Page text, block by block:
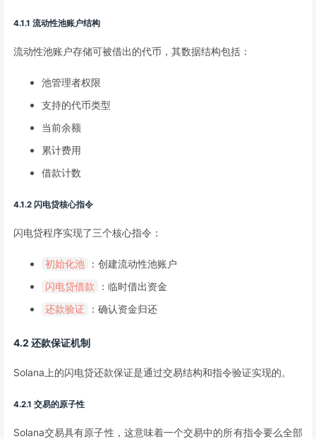
4.1.1 流动性池账户结构
流动性池账户存储可被借出的代币，其数据结构包括：
池管理者权限
支持的代币类型
当前余额
累计费用
借款计数
4.1.2 闪电贷核心指令
闪电贷程序实现了三个核心指令：
初始化池 ：创建流动性池账户
闪电贷借款 ：临时借出资金
还款验证 ：确认资金归还
4.2 还款保证机制
Solana上的闪电贷还款保证是通过交易结构和指令验证实现的。
4.2.1 交易的原子性
Solana交易具有原子性，这意味着一个交易中的所有指令要么全部